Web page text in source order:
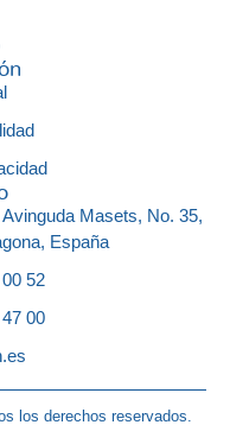
Masets, No. 35,
España
52
00
los derechos reservados.